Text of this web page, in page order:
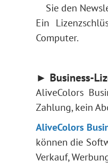
Sie den
Ein
Computer.
► Business-
AliveColors
Zahlung, kein
AliveColors
können die
Verkauf,